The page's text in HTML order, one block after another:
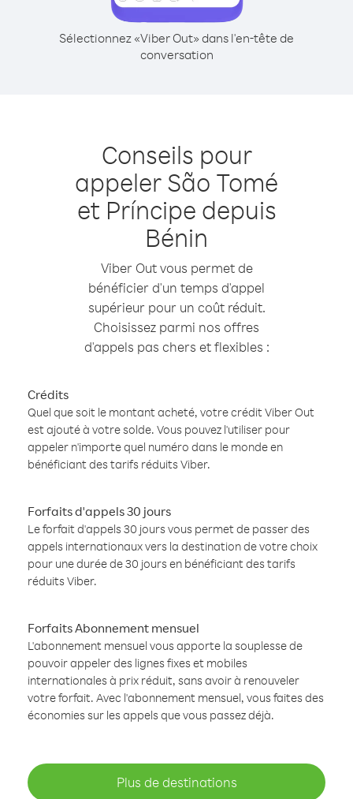
Sélectionnez «Viber Out» dans l'en-tête de
conversation
Conseils pour
appeler São Tomé
et Príncipe depuis
Bénin
Viber Out vous permet de
bénéficier d'un temps d'appel
supérieur pour un coût réduit.
Choisissez parmi nos offres
d'appels pas chers et flexibles :
Crédits
Quel que soit le montant acheté, votre crédit Viber Out
est ajouté à votre solde. Vous pouvez l'utiliser pour
appeler n'importe quel numéro dans le monde en
bénéficiant des tarifs réduits Viber.
Forfaits d'appels 30 jours
Le forfait d'appels 30 jours vous permet de passer des
appels internationaux vers la destination de votre choix
pour une durée de 30 jours en bénéficiant des tarifs
réduits Viber.
Forfaits Abonnement mensuel
L'abonnement mensuel vous apporte la souplesse de
pouvoir appeler des lignes fixes et mobiles
internationales à prix réduit, sans avoir à renouveler
votre forfait. Avec l'abonnement mensuel, vous faites des
économies sur les appels que vous passez déjà.
Plus de destinations